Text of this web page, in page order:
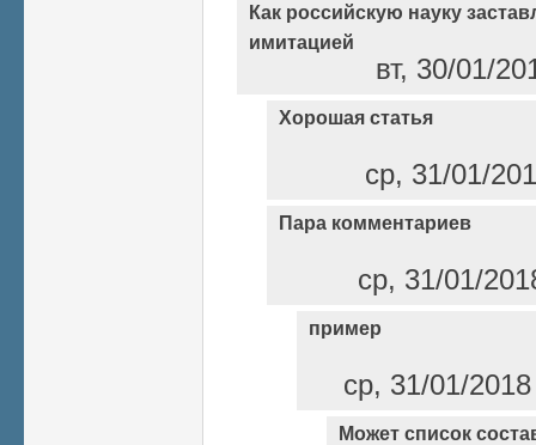
Как российскую науку
имитацией
вт, 30/01/
Хорошая статья
ср, 31/01/
Пара комментариев
ср, 31/01/
пример
ср, 31/01/
Может список